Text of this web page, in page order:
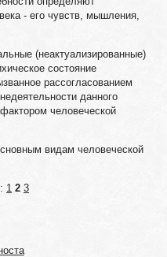
- его чувств, мышления,
(неактуализированные)
состояние
рассогласованием
данного
человеческой
видам человеческой
1 2 3